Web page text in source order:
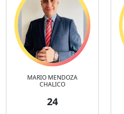
MARIO MENDOZA
CHALICO
24